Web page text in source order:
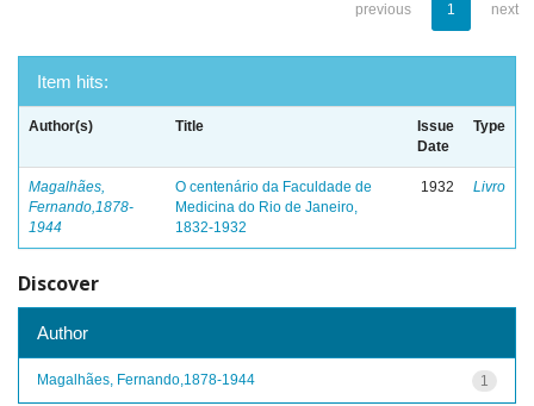
previous 1 next
Item hits:
Author(s) Title
Issue
Date
Type
Magalhães,
Fernando,1878-
1944
O centenário da Faculdade de
Medicina do Rio de Janeiro,
1832-1932
1932 Livro
Discover
Author
1
Magalhães, Fernando,1878-1944